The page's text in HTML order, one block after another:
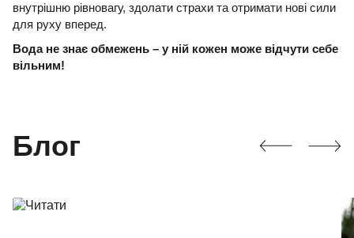
внутрішню рівновагу, здолати страхи та отримати нові сили
для руху вперед.
Вода не знає обмежень – у ній кожен може відчути себе
вільним!
Блог